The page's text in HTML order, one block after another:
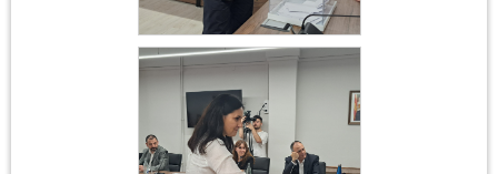
Constitució
Ajuntament 17 de juny
2023